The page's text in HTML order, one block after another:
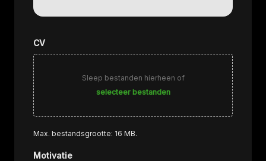
CV
Sleep bestanden hierheen of
selecteer bestanden
Max. bestandsgrootte: 16 MB.
Motivatie